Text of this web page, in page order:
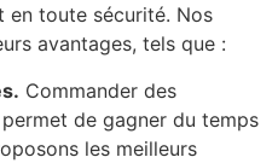
en toute sécurité. Nos
avantages, tels que :
Commander des
de gagner du temps
les meilleurs